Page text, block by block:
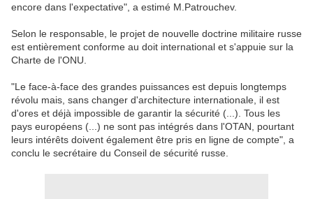
encore dans l'expectative", a estimé M.Patrouchev.
Selon le responsable, le projet de nouvelle doctrine militaire russe
est entièrement conforme au doit international et s'appuie sur la
Charte de l'ONU.
"Le face-à-face des grandes puissances est depuis longtemps
révolu mais, sans changer d'architecture internationale, il est
d'ores et déjà impossible de garantir la sécurité (...). Tous les
pays européens (...) ne sont pas intégrés dans l'OTAN, pourtant
leurs intérêts doivent également être pris en ligne de compte", a
conclu le secrétaire du Conseil de sécurité russe.